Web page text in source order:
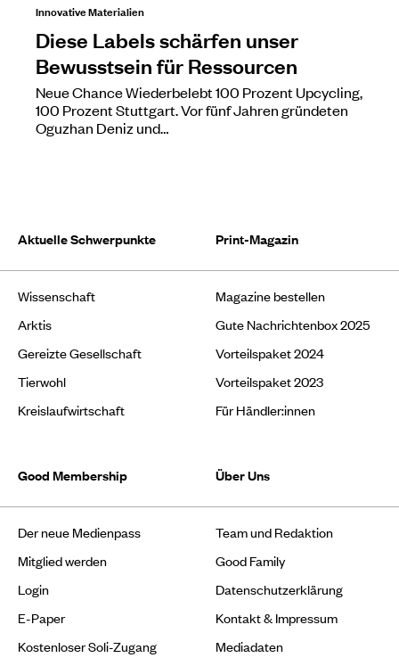
Innovative Materialien
Diese Labels schärfen unser
Bewusstsein für Ressourcen
Neue Chance Wiederbelebt 100 Prozent Upcycling,
100 Prozent Stuttgart. Vor fünf Jahren gründeten
Oguzhan Deniz und…
Aktuelle Schwerpunkte
Wissenschaft
Arktis
Gereizte Gesellschaft
Tierwohl
Kreislaufwirtschaft
Print-Magazin
Magazine bestellen
Gute Nachrichtenbox 2025
Vorteilspaket 2024
Vorteilspaket 2023
Für Händler:innen
Good Membership
Der neue Medienpass
Mitglied werden
Login
E-Paper
Kostenloser Soli-Zugang
Über Uns
Team und Redaktion
Good Family
Datenschutzerklärung
Kontakt & Impressum
Mediadaten